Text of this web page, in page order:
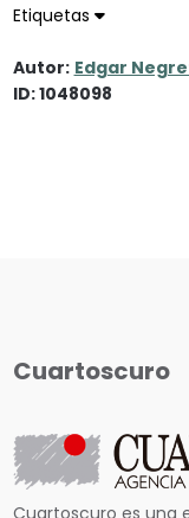
Etiquetas
Autor: Edgar
ID: 1048098
Cuartoscuro